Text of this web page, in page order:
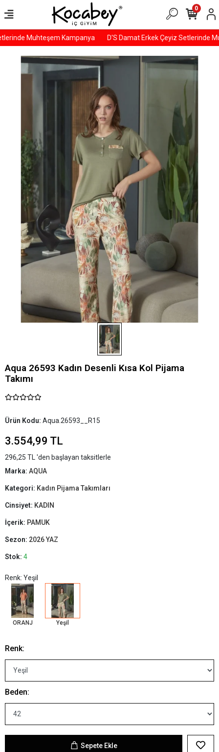
Muhteşem Kampanya D'S Damat Erkek Çeyiz Setlerinde
0
Aqua 26593 Kadın Desenli Kısa Kol Pijama
Takımı
Ürün Kodu: Aqua.26593__R15
3.554,99 TL
296,25 TL 'den başlayan taksitlerle
Marka: AQUA
Kategori: Kadın Pijama Takımları
Cinsiyet: KADIN
İçerik: PAMUK
Sezon: 2026 YAZ
Stok: 4
Renk: Yeşil
ORANJ Yeşil
Renk:
Beden:
Sepete Ekle